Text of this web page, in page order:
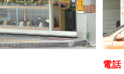
電話